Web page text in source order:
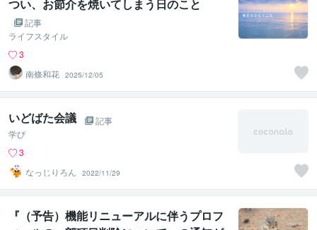
つい、お節介を焼いてしまう日のこと
記事
ライフスタイル
3
南條和花 2025/12/05
いどばた会議
記事
学び
3
なっじりろん
2022/11/29
『（予告）機能リニューアルに伴うプロフ